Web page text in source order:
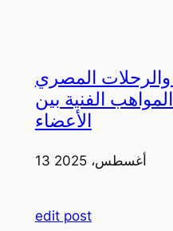
والرحلات المصري
الفنية بين
الأعضاء
13 أغسطس، 2025
edit post